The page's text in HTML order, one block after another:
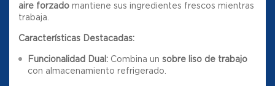
aire forzado mantiene sus ingredientes frescos mientras
trabaja.
Características Destacadas:
Funcionalidad Dual: Combina un sobre liso de trabajo
con almacenamiento refrigerado.